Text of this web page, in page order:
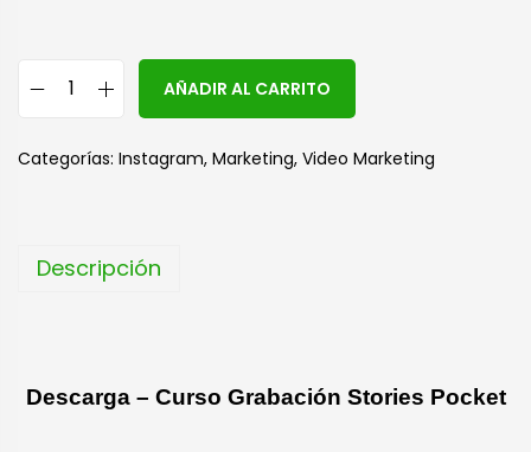
AÑADIR AL CARRITO
e
Categorías: Instagram, Marketing, Video Marketing
Descripción
Descarga – Curso Grabación Stories Pocket